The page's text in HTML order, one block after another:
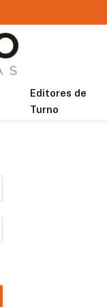
Editores de
Turno